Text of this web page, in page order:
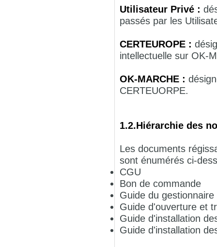
Utilisateur Privé :
passés par les
CERTEUROPE :
intellectuelle sur OK-
OK-MARCHE :
CERTEUORPE.
1.2.Hiérarchie des
Les documents
sont énumérés ci-
CGU
Bon de commande
Guide du gestionnaire
Guide d'ouverture et
Guide d'installation
Guide d'installation